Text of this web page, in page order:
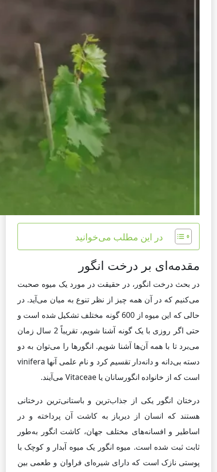
در این مطلب می‌خوانید
مقدمه‌ای بر درخت انگور
در بحث درخت انگور، در حقیقت در مورد یک میوه صحبت
می‌کنیم که در آن همه چیز از نظر تنوع به میان می‌آید. در
حالی که این میوه از 600 گونه مختلف تشکیل شده است و
حتی اگر روزی با یک گونه آشنا شویم، تقریباً 2 سال زمان
می‌برد تا با همه آن‌ها آشنا شویم. انگورها را می‌توان به دو
دسته بی‌دانه و دانه‌دار تقسیم کرد و نام علمی آنها vinifera
است که از خانواده انگورسانان یا Vitaceae می‌آیند.
درختان انگور یکی از جذاب‌ترین و باستانی‌ترین درختانی
هستند که انسان از دیرباز به کاشت آن پرداخته و در
اساطیر و افسانه‌های مختلف جهان، کاشت انگور به‌طور
ثابت ثبت شده است. میوه انگور یک میوه آبدار و کوچک با
پوستی نازک است که دارای شیره‌ای فراوان و طعمی بین